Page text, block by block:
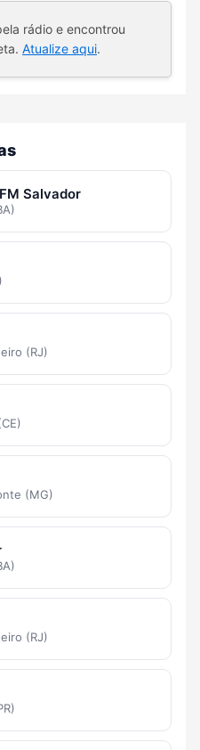
rádio e encontrou
Atualize aqui.
Salvador
(RJ)
(MG)
(RJ)